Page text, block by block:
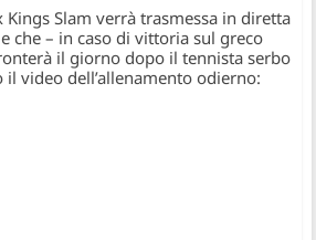
Kings Slam verrà trasmessa in diretta
che – in caso di vittoria sul greco
il giorno dopo il tennista serbo
il video dell’allenamento odierno: